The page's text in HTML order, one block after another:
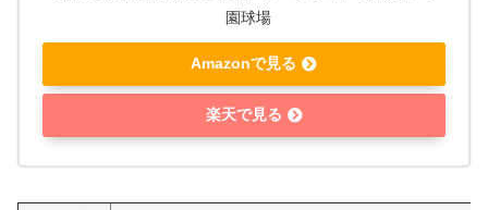
園球場
Amazonで見る
楽天で見る